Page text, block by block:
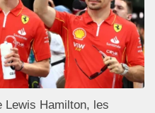
Lewis Hamilton, les